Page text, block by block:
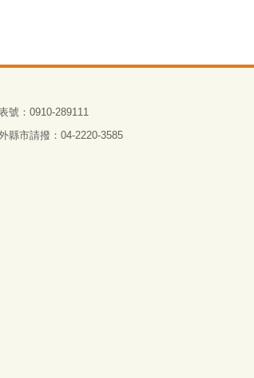
號：0910-289111
縣市請撥：04-2220-3585